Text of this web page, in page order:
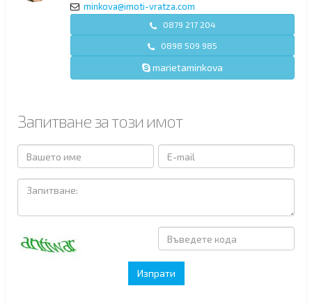
minkova@imoti-vratza.com
0879 217 204
0898 509 985
marietaminkova
Запитване за този имот